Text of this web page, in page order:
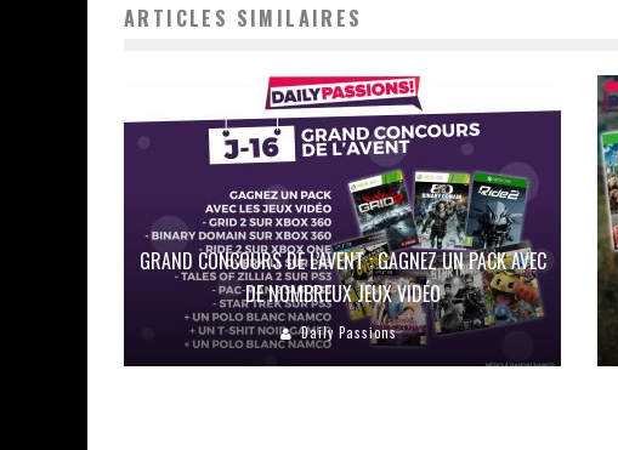
ARTICLES SIMILAIRES
GRAND CONCOURS DE L’AVENT : GAGNEZ UN PACK AVEC
DE NOMBREUX JEUX VIDÉO
Daily Passions